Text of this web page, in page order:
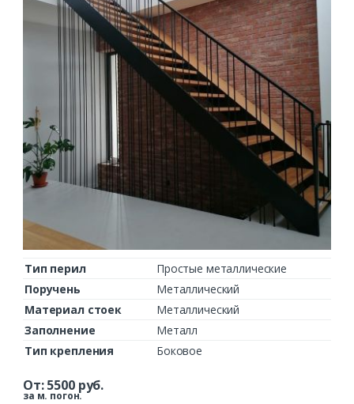
Тип перил
Простые металлические
Поручень
Металлический
Материал стоек
Металлический
Заполнение
Металл
Тип крепления
Боковое
От:5500руб.
за м. погон.